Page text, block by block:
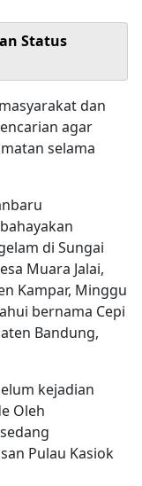
Status
dan
agar
selama
di Sungai
Muara Jalai,
Kampar, Minggu
bernama Cepi
Bandung,
kejadian
Oleh
Pulau Kasiok